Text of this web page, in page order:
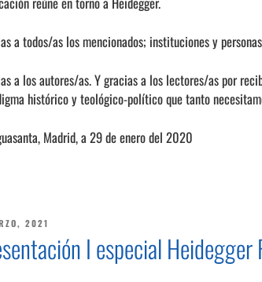
a todos/as los mencionados; instituciones y
a los autores/as. Y gracias a los lectores/as por
histórico y teológico-político que tanto
Madrid, a 29 de enero del 2020
2021
I especial Heidegger